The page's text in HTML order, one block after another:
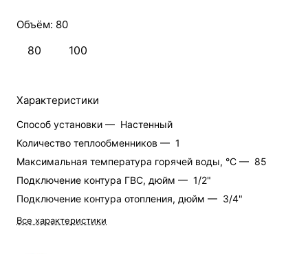
Объём: 80
80 100
Характеристики
Способ установки — Настенный
Количество теплообменников — 1
Максимальная температура горячей воды, °C — 85
Подключение контура ГВС, дюйм — 1/2"
Подключение контура отопления, дюйм — 3/4"
Все характеристики